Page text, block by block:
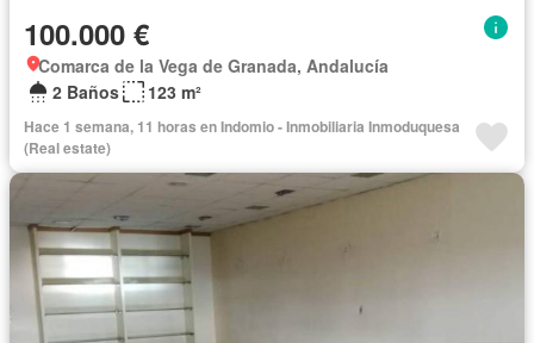
100.000 €
Comarca de la Vega de Granada, Andalucía
2 Baños
123 m²
Hace 1 semana, 11 horas en Indomio - Inmobiliaria Inmoduquesa
(Real estate)